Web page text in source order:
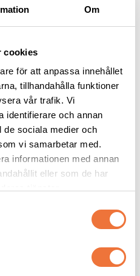
Om
cookies
för att anpassa innehållet
tillhandahålla funktioner
vår trafik. Vi
identifierare och annan
de sociala medier och
vi samarbetar med.
informationen med annan
eller som de har
även
4Dogs Belöningsgodis
Vildsvin ca 100 g